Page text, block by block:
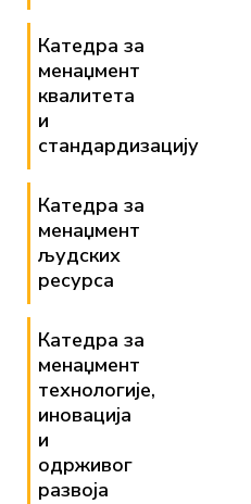
Катедра за
менаџмент
квалитета
и
стандардизацију
Катедра за
менаџмент
људских
ресурса
Катедра за
менаџмент
технологије,
иновација
и
одрживог
развоја